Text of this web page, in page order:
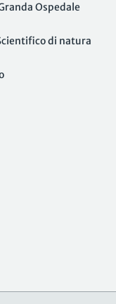
Ospedale
di natura